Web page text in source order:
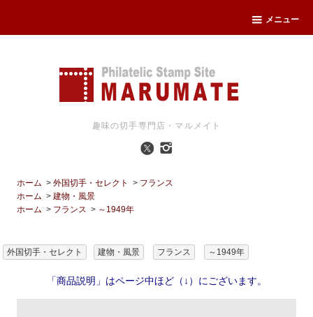
メニュー
趣味の切手専門店・マルメイト
ホーム >外国切手・セレクト > フランス
ホーム >建物・風景
ホーム > フランス > ～1949年
外国切手・セレクト 建物・風景 フランス ～1949年
「商品説明」はページ中ほど（↓）にございます。